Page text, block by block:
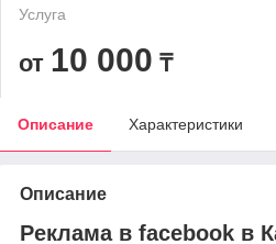
Услуга
от 10 000 ₸
Описание Характеристики
Описание
Реклама в facebook в